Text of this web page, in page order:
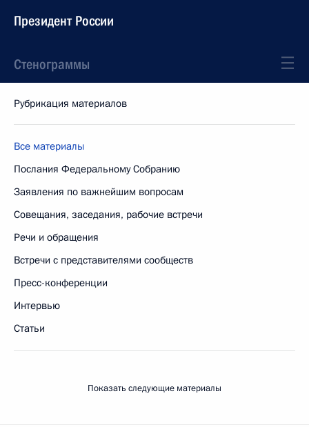
Президент России
Стенограммы
Рубрикация материалов
Все материалы
Послания Федеральному Собранию
Заявления по важнейшим вопросам
Совещания, заседания, рабочие встречи
Речи и обращения
Встречи с представителями сообществ
Пресс-конференции
Интервью
Статьи
Показать следующие материалы